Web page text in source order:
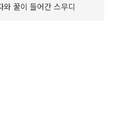
와 꿀이 들어간 스무디